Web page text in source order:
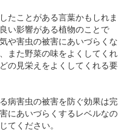
たことがある言葉かもしれま
い影響がある植物のことで
や害虫の被害にあいづらくな
また野菜の味をよくしてくれ
の見栄えをよくしてくれる要
病害虫の被害を防ぐ効果は完
にあいづらくするレベルなの
てください。